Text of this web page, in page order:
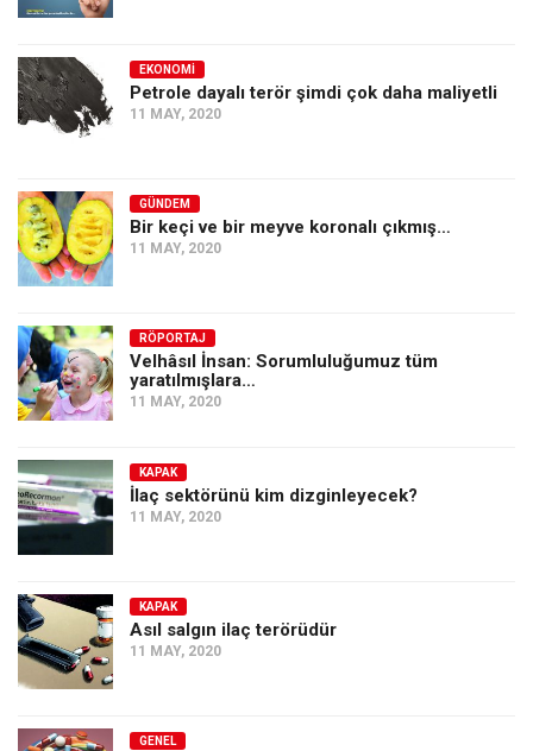
Türkiye
Siyaset
Dünya
Asya
Amerika
Avustralya
Tarih
Düşünce
Dosyalar
EKONOMI
Petrole dayalı terör şimdi çok daha maliyetli
11 MAY, 2020
GÜNDEM
Bir keçi ve bir meyve koronalı çıkmış…
11 MAY, 2020
RÖPORTAJ
Velhâsıl İnsan: Sorumluluğumuz tüm
yaratılmışlara…
11 MAY, 2020
KAPAK
İlaç sektörünü kim dizginleyecek?
11 MAY, 2020
KAPAK
Asıl salgın ilaç terörüdür
11 MAY, 2020
GENEL